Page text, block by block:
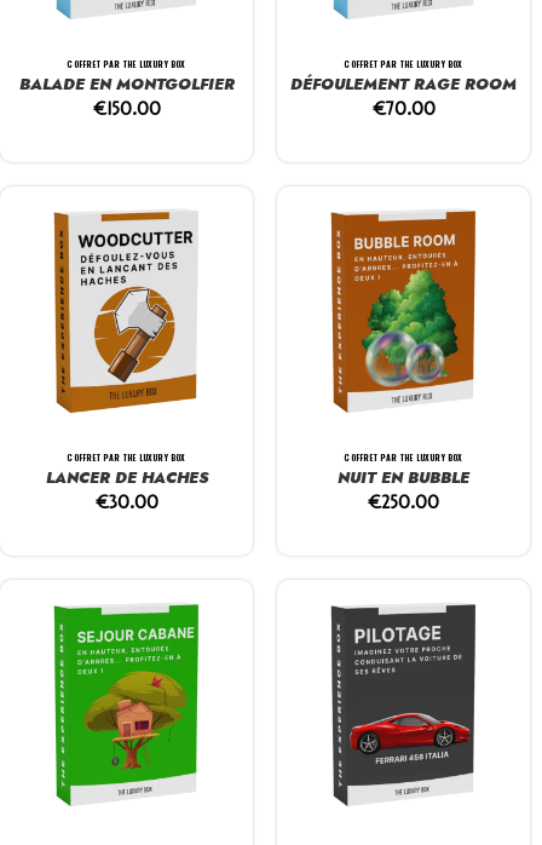
COFFRET PAR THE LUXURY BOX
BALADE EN MONTGOLFIER
€150.00
COFFRET PAR THE LUXURY BOX
DÉFOULEMENT RAGE ROOM
€70.00
COFFRET PAR THE LUXURY BOX
LANCER DE HACHES
€30.00
COFFRET PAR THE LUXURY BOX
NUIT EN BUBBLE
€250.00